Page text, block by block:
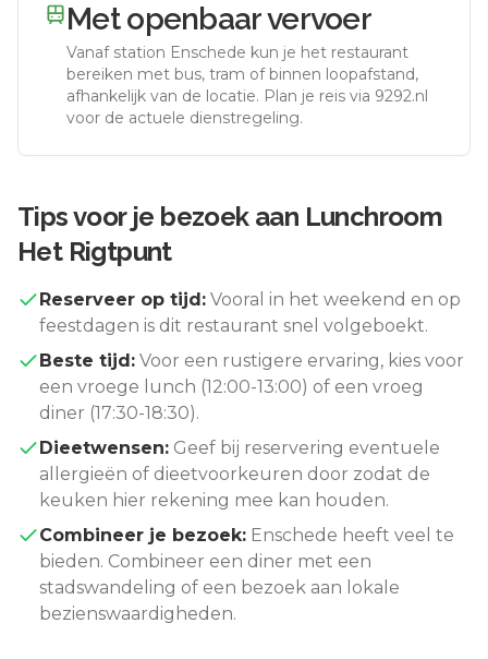
Met openbaar vervoer
Vanaf station Enschede kun je het restaurant
bereiken met bus, tram of binnen loopafstand,
afhankelijk van de locatie. Plan je reis via 9292.nl
voor de actuele dienstregeling.
Tips voor je bezoek aan Lunchroom
Het Rigtpunt
Reserveer op tijd: Vooral in het weekend en op
feestdagen is dit restaurant snel volgeboekt.
Beste tijd: Voor een rustigere ervaring, kies voor
een vroege lunch (12:00-13:00) of een vroeg
diner (17:30-18:30).
Dieetwensen: Geef bij reservering eventuele
allergieën of dieetvoorkeuren door zodat de
keuken hier rekening mee kan houden.
Combineer je bezoek: Enschede heeft veel te
bieden. Combineer een diner met een
stadswandeling of een bezoek aan lokale
bezienswaardigheden.